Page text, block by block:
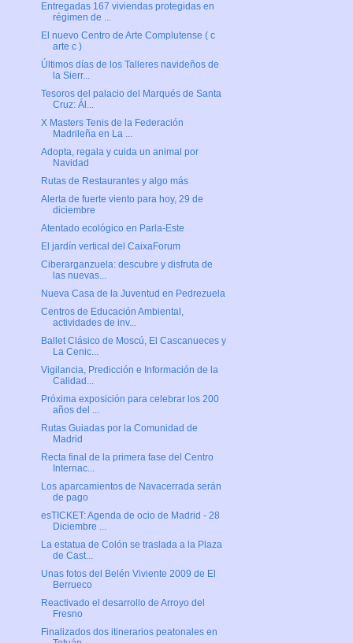
Entregadas 167 viviendas protegidas en
régimen de ...
El nuevo Centro de Arte Complutense ( c
arte c )
Últimos días de los Talleres navideños de
la Sierr...
Tesoros del palacio del Marqués de Santa
Cruz: Ál...
X Masters Tenis de la Federación
Madrileña en La ...
Adopta, regala y cuida un animal por
Navidad
Rutas de Restaurantes y algo más
Alerta de fuerte viento para hoy, 29 de
diciembre
Atentado ecológico en Parla-Este
El jardín vertical del CaixaForum
Ciberarganzuela: descubre y disfruta de
las nuevas...
Nueva Casa de la Juventud en Pedrezuela
Centros de Educación Ambiental,
actividades de inv...
Ballet Clásico de Moscú, El Cascanueces y
La Cenic...
Vigilancia, Predicción e Información de la
Calidad...
Próxima exposición para celebrar los 200
años del ...
Rutas Guiadas por la Comunidad de
Madrid
Recta final de la primera fase del Centro
Internac...
Los aparcamientos de Navacerrada serán
de pago
esTICKET: Agenda de ocio de Madrid - 28
Diciembre ...
La estatua de Colón se traslada a la Plaza
de Cast...
Unas fotos del Belén Viviente 2009 de El
Berrueco
Reactivado el desarrollo de Arroyo del
Fresno
Finalizados dos itinerarios peatonales en